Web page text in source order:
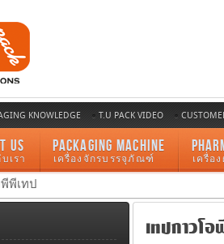
KNOWLEDGE T.U PACK VIDEO
US
เรา
PACKAGING MACHINE
เครื่องจักรบรรจุภัณฑ์ เครื่อ
พีเทป
เทปกาวโอ